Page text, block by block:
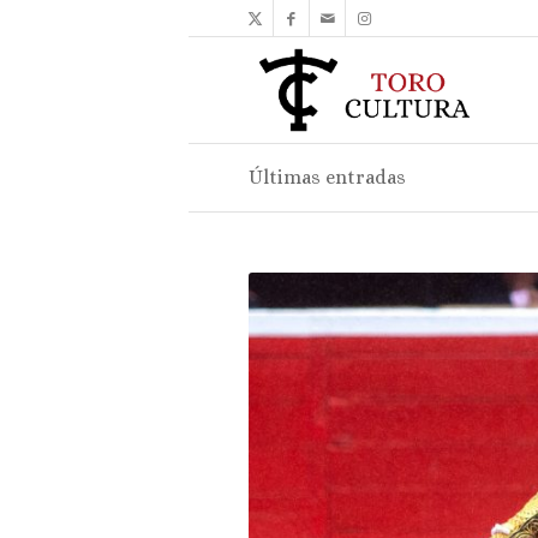
Últimas entradas